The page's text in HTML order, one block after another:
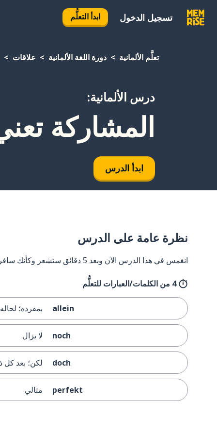
تسجيل الدخول ابدأ التعلُّم
تعلَّم الألمانية دورة اللغة الألمانية علاقات
درس الألمانية:
المشاركة
ابدأ الدرس
نظرة عامة على الدرس
انغمس في هذا الدرس الآن وبعد 5 دقائق ستشعر وكأنك سافرت إلى ألمانيا وعدت مرة أخرى.
4 من الكلمات/العبارات للتعلُّم
allein بمفرده؛ لحاله
noch لا يزال
doch لكن؛ بعد كل
perfekt مثالي